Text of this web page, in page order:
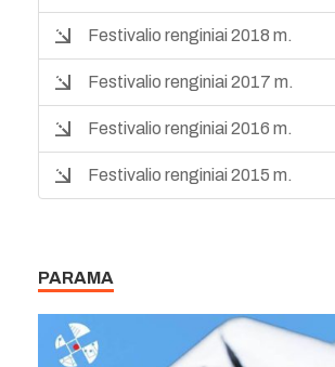
Festivalio renginiai 2018 m.
Festivalio renginiai 2017 m.
Festivalio renginiai 2016 m.
Festivalio renginiai 2015 m.
PARAMA